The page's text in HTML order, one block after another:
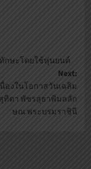
กษะโดยใช้หุ่นยนต์
Next:
องในโอกาสวันเฉลิม
ทิดา พัชรสุธาพิมลลัก
ษณ พระบรมราชินี